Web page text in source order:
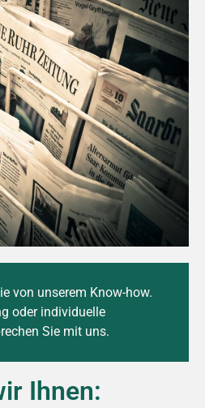
von unserem Know-how.
oder individuelle
Sie mit uns.
Ihnen: